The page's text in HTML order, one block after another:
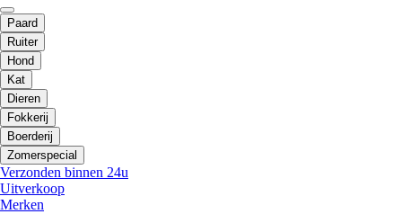
Paard
Ruiter
Hond
Kat
Dieren
Fokkerij
Boerderij
Zomerspecial
Verzonden binnen 24u
Uitverkoop
Merken